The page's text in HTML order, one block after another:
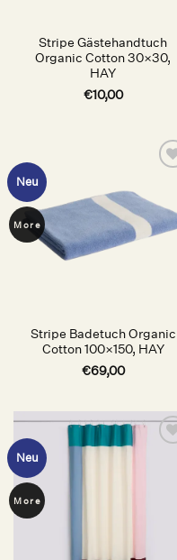
Stripe Gästehandtuch
Organic Cotton 30×30,
HAY
€10,00
Neu
More
Wunschliste
Stripe Badetuch Organic
Cotton 100×150, HAY
€69,00
Neu
More